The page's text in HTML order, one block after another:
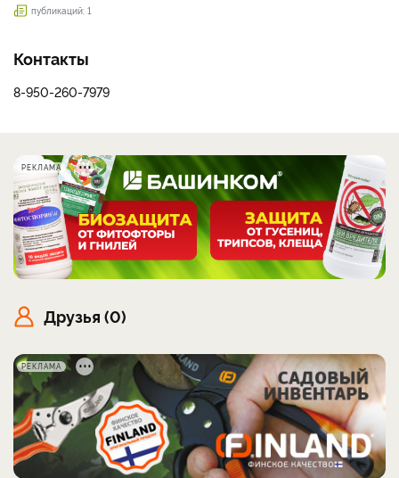
публикаций: 1
Контакты
8-950-260-7979
РЕКЛАМА
Друзья (0)
РЕКЛАМА